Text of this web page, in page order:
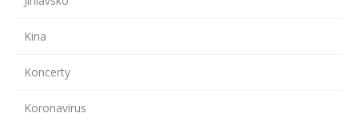
Kina
Koncerty
Koronavirus